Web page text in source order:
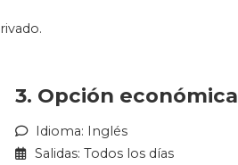
Además, se puede
Helsinki.
durante la temporada
3. Opción económica
Idioma: Inglés
Salidas: Todos los días